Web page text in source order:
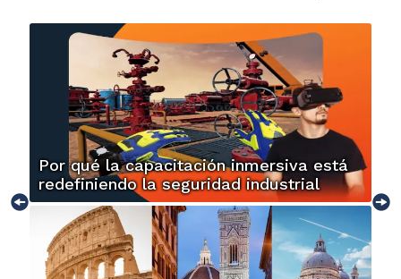
Por qué la capacitación inmersiva está
redefiniendo la seguridad industrial